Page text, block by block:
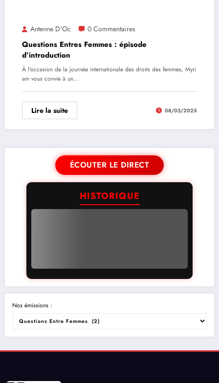
Antenne D'Oc 0 Commentaires
Questions Entres Femmes : épisode
d’introduction
À l'occasion de la journée internationale des droits des femmes, Myri
am vous convie à un…
Lire la suite 08/03/2025
ÉCOUTER LE DIRECT
HISTORIQUE
Nos émissions :